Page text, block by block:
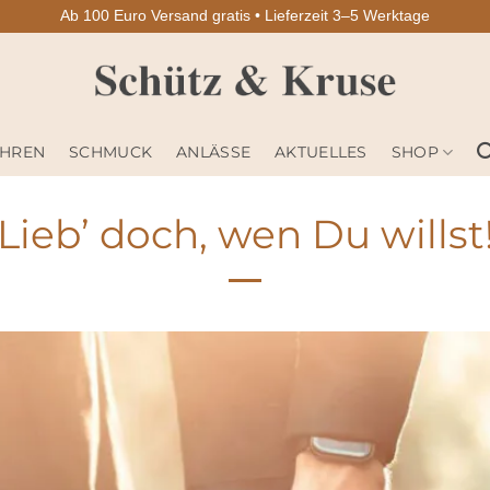
Ab 100 Euro Versand gratis • Lieferzeit 3–5 Werktage
SCHMUCK ANLÄSSE AKTUELLES SHOP
Lieb’ doch, wen Du